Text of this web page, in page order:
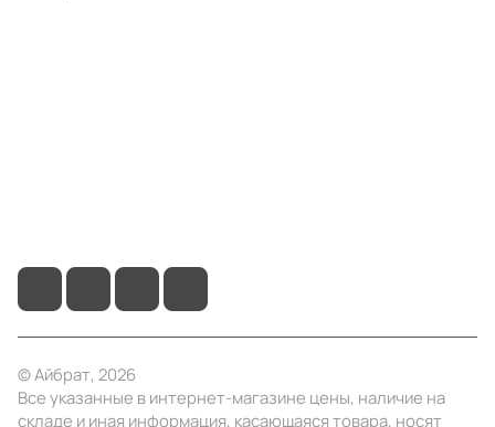
© Айбрат, 2026
Все указанные в интернет-магазине цены, наличие на
складе и иная информация, касающаяся товара, носят